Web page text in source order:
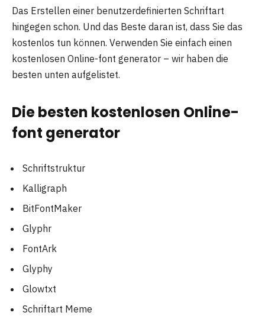
Das Erstellen einer benutzerdefinierten Schriftart
hingegen schon. Und das Beste daran ist, dass Sie das
kostenlos tun können. Verwenden Sie einfach einen
kostenlosen Online-font generator – wir haben die
besten unten aufgelistet.
Die besten kostenlosen Online-
font generator
Schriftstruktur
Kalligraph
BitFontMaker
Glyphr
FontArk
Glyphy
Glowtxt
Schriftart Meme